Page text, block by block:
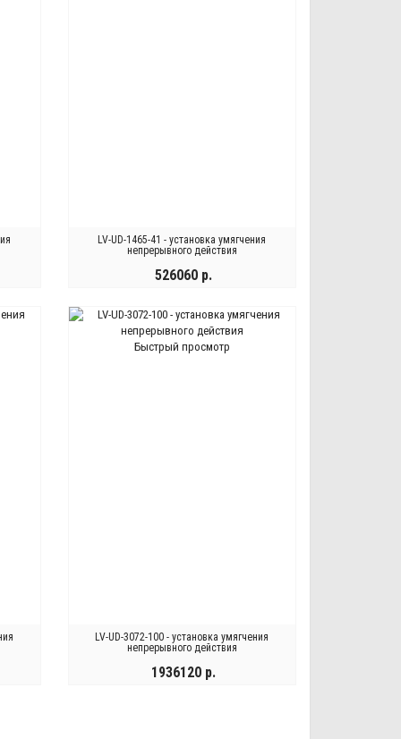
LV-UD-1465-41 - установка умягчения
непрерывного действия
526060 р.
КУПИТЬ
Быстрый просмотр
LV-UD-3072-100 - установка умягчения
непрерывного действия
1936120 р.